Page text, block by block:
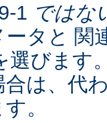
1 ではな
ータと 関
選びます
は、代
。